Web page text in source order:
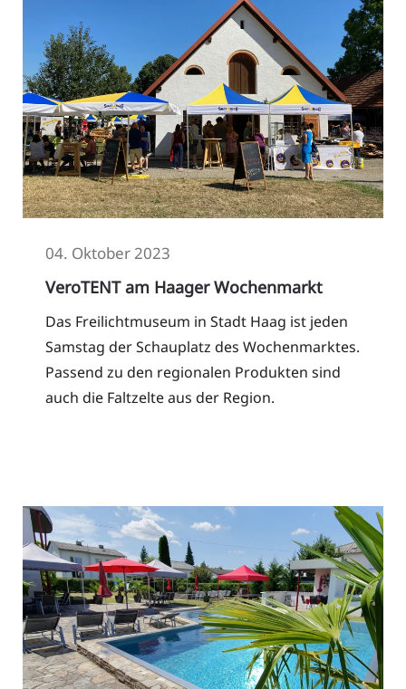
04. Oktober 2023
VeroTENT am Haager Wochenmarkt
Das Freilichtmuseum in Stadt Haag ist jeden
Samstag der Schauplatz des Wochenmarktes.
Passend zu den regionalen Produkten sind
auch die Faltzelte aus der Region.